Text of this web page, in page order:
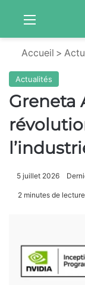
Menu
Accueil >
Actualités
Greneta
5 juillet 2026
2 minutes de lecture